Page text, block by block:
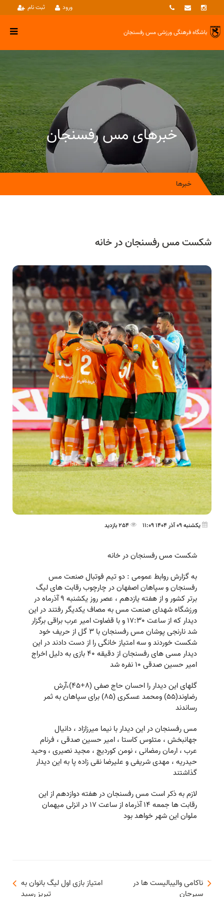
ثبت نام ورود
باشگاه فرهنگی ورزشیمس رفسنجان
خبرهای مس رفسنجان
خبرها
شکست مس رفسنجان در خانه
یکشنبه 09 آذر 1404 11:09
شکست مس رفسنجان در خانه
به گزارش روابط عمومی : دو تیم فوتبال صنعت مس
رفسنجان و سپاهان اصفهان در چارچوب رقابت های لیگ
برتر کشور و از هفته یازدهم ، عصر روز یکشنبه 9 آذرماه در
ورزشگاه شهدای صنعت مس به مصاف یکدیگر رفتند در این
دیدار که از ساعت 17:30 و با قضاوت امیر عرب براقی برگزار
شد نارنجی پوشان مس رفسنجان با 3 گل از حریف خود
شکست خوردند و سه امتیاز خانگی را از دست دادند در این
دیدار مسی های رفسنجان از دقیقه 40 بازی به دلیل اخراج
امیر حسین صدقی 10 نفره شد
گلهای این دیدار را احسان حاج صفی (8+45)،آرش
رضاوند(55) ومحمد عسکری (85) برای سپاهان به ثمر
رساندند
مس رفسنجان در این دیدار با نیما میرزازاد ، دانیال
جهانبخش ، متئوس کاستا ، امیر حسین صدقی ، فرنام
عرب ، ارمان رمضانی ، نومن کوردیچ ، مجید نصیری ، وحید
حیدریه ، مهدی شریفی و علیرضا نقی زاده پا به این دیدار
گذاشتند
لازم به ذکر است مس رفسنجان در هفته دوازدهم از این
رقابت ها جمعه 14 آذرماه از ساعت 17 در انزلی میهمان
ملوان این شهر خواهد بود
امتیاز بازی اول لیگ بانوان به
تبریز رسید
ناکامی والیبالیست ها در
سیرجان